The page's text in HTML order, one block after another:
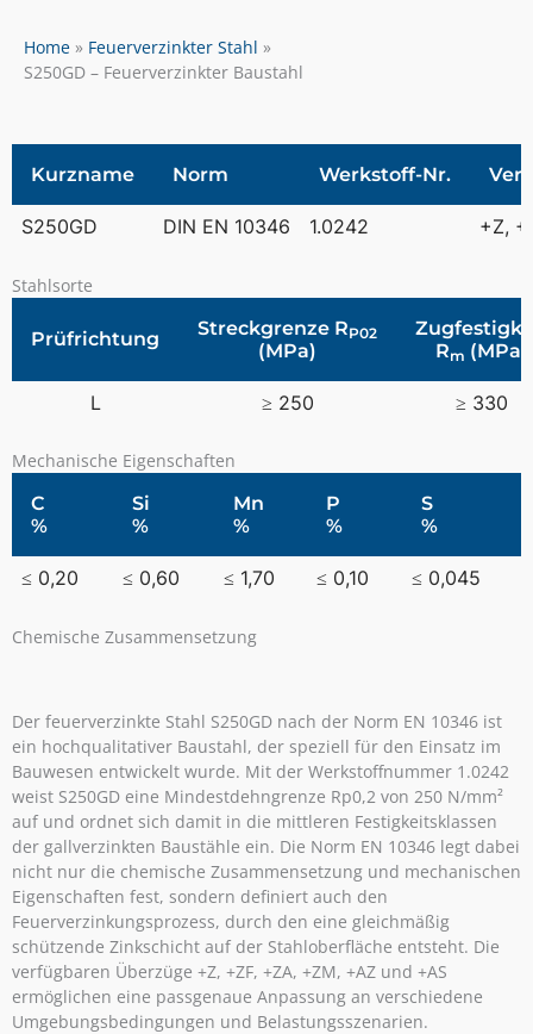
Home
Feuerverzinkter Stahl
S250GD – Feuerverzinkter Baustahl
Kurzname Norm Werkstoff-Nr.
S250GD DIN EN 10346 1.0242 +Z,
Stahlsorte
Prüfrichtung Streckgrenze RP02
(MPa)
Rm (MPa)
L ≥ 250 ≥ 330
Mechanische Eigenschaften
C
%
Si
%
Mn
%
P
%
S
%
≤ 0,20 ≤ 0,60 ≤ 1,70 ≤ 0,10 ≤ 0,045
Chemische Zusammensetzung
Der feuerverzinkte Stahl S250GD nach der Norm EN 10346 ist
ein hochqualitativer Baustahl, der speziell für den Einsatz im
Bauwesen entwickelt wurde. Mit der Werkstoffnummer 1.0242
weist S250GD eine Mindestdehngrenze Rp0,2 von 250 N/mm²
auf und ordnet sich damit in die mittleren Festigkeitsklassen
der gallverzinkten Baustähle ein. Die Norm EN 10346 legt dabei
nicht nur die chemische Zusammensetzung und mechanischen
Eigenschaften fest, sondern definiert auch den
Feuerverzinkungsprozess, durch den eine gleichmäßig
schützende Zinkschicht auf der Stahloberfläche entsteht. Die
verfügbaren Überzüge +Z, +ZF, +ZA, +ZM, +AZ und +AS
ermöglichen eine passgenaue Anpassung an verschiedene
Umgebungsbedingungen und Belastungsszenarien.